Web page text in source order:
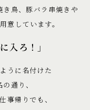
鳥、豚バラ串焼きや
意しています。
入ろ！」
うに名付けた
通り、
事帰りでも、